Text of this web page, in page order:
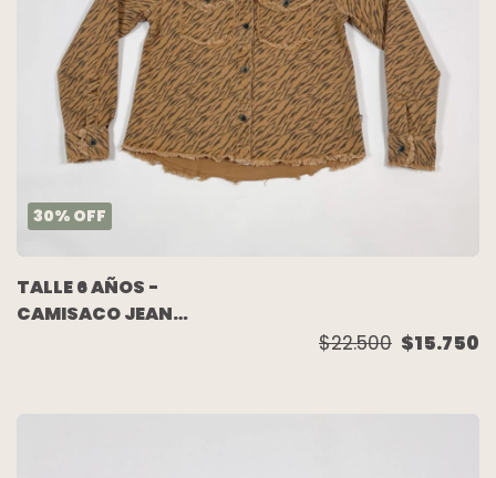
30% OFF
TALLE 6 AÑOS -
CAMISACO JEAN
$22.500 $15.750